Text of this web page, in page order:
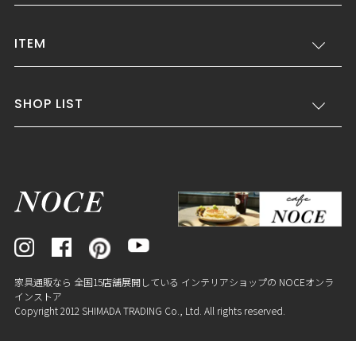
ITEM
SHOP LIST
家具通販なら 全国15店舗展開している インテリアショップの NOCEオンラ
インストア
Copyright 2012 SHIMADA TRADING Co., Ltd. All rights reserved.